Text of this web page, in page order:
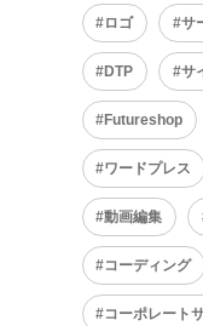
ロゴ サ
DTP サ
Futureshop
ワードプレス
動画編集
コーディング
コーポレート